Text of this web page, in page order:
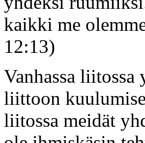
kaikki me
12:13)
Vanhassa
liittoon
liitossa meidät